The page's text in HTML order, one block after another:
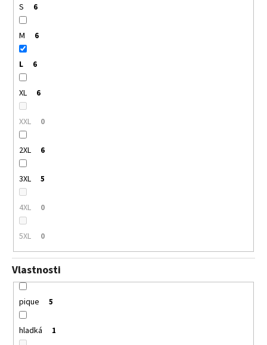
S 6
M 6
L 6
XL 6
XXL 0
2XL 6
3XL 5
4XL 0
5XL 0
Vlastnosti
pique 5
hladká 1